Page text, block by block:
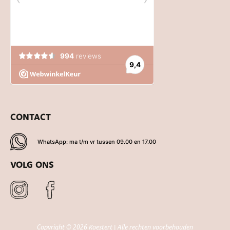
CONTACT
WhatsApp: ma t/m vr tussen 09.00 en 17.00
VOLG ONS
Copyright © 2026 Koestert | Alle rechten voorbehouden